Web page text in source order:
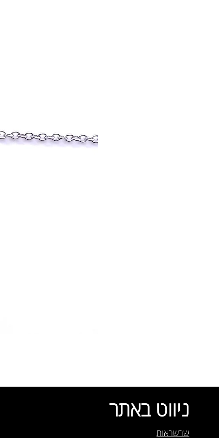
ניווט באתר
שרשראות